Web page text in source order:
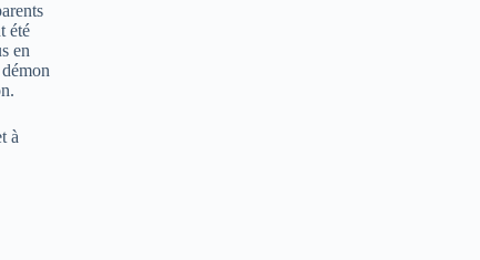
été
en
à